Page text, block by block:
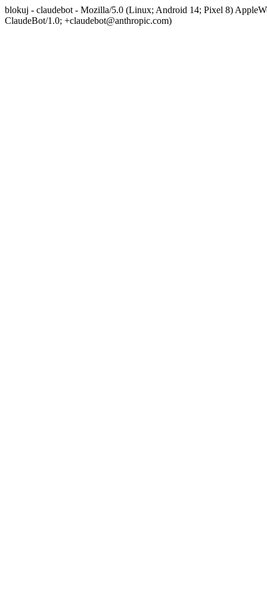
blokuj - claudebot - Mozilla/5.0 (Linux; Android 14; Pixel 8)
ClaudeBot/1.0; +claudebot@anthropic.com)